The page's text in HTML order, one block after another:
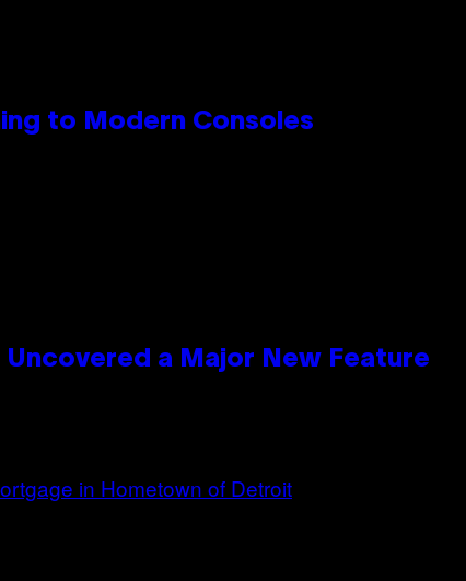
to Modern Consoles
Uncovered a Major New Feature